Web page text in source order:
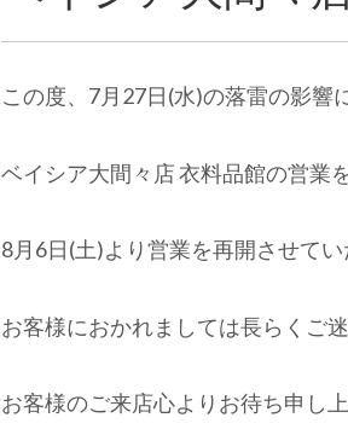
この度、7月27日(水)の落雷の影響
ベイシア大間々店 衣料品館の営業
8月6日(土)より営業を再開させてい
お客様におかれましては長らくご
お客様のご来店心よりお待ち申し